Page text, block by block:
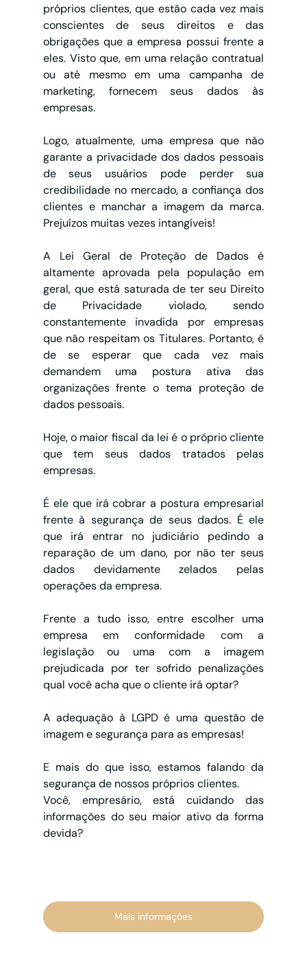
próprios clientes, que estão cada vez mais
conscientes de seus direitos e das
obrigações que a empresa possui frente a
eles. Visto que, em uma relação contratual
ou até mesmo em uma campanha de
marketing, fornecem seus dados às
empresas.
Logo, atualmente, uma empresa que não
garante a privacidade dos dados pessoais
de seus usuários pode perder sua
credibilidade no mercado, a confiança dos
clientes e manchar a imagem da marca.
Prejuízos muitas vezes intangíveis!
A Lei Geral de Proteção de Dados é
altamente aprovada pela população em
geral, que está saturada de ter seu Direito
de Privacidade violado, sendo
constantemente invadida por empresas
que não respeitam os Titulares. Portanto, é
de se esperar que cada vez mais
demandem uma postura ativa das
organizações frente o tema proteção de
dados pessoais.
Hoje, o maior fiscal da lei é o próprio cliente
que tem seus dados tratados pelas
empresas.
É ele que irá cobrar a postura empresarial
frente à segurança de seus dados. É ele
que irá entrar no judiciário pedindo a
reparação de um dano, por não ter seus
dados devidamente zelados pelas
operações da empresa.
Frente a tudo isso, entre escolher uma
empresa em conformidade com a
legislação ou uma com a imagem
prejudicada por ter sofrido penalizações
qual você acha que o cliente irá optar?
A adequação à LGPD é uma questão de
imagem e segurança para as empresas!
E mais do que isso, estamos falando da
segurança de nossos próprios clientes.
Você, empresário, está cuidando das
informações do seu maior ativo da forma
devida?
Mais informações